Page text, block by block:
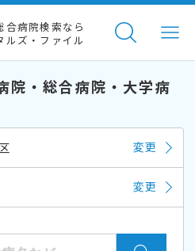
合病院検索なら
ルズ・ファイル
院・総合病院・大学病
変更
変更